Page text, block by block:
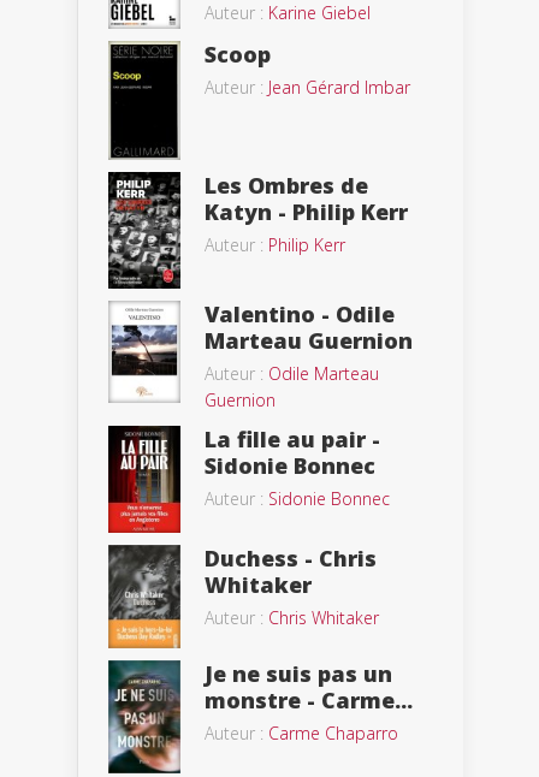
Auteur : Karine Giebel
Scoop
Auteur : Jean Gérard Imbar
Les Ombres de
Katyn - Philip Kerr
Auteur : Philip Kerr
Valentino - Odile
Marteau Guernion
Auteur : Odile Marteau
Guernion
La fille au pair -
Sidonie Bonnec
Auteur : Sidonie Bonnec
Duchess - Chris
Whitaker
Auteur : Chris Whitaker
Je ne suis pas un
monstre - Carme...
Auteur : Carme Chaparro